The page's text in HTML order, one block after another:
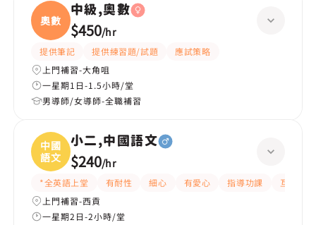
奧數
中級,奧數
$450/hr
提供筆記 提供練習題/試題
應試策略
上門補習-大角咀
一星期1日-1.5小時/堂
男導師/女導師-全職補習
中國
語文
小二,中國語文
$240/hr
*全英語上堂 有耐性 細心 有愛心 指導功課
互動教學
上門補習-西貢
一星期2日-2小時/堂